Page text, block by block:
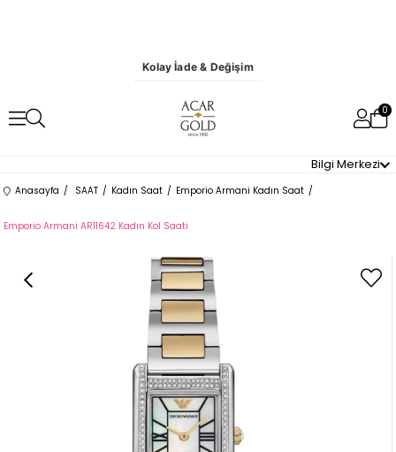
Kolay İade & Değişim
0
Bilgi Merkezi
Anasayfa SAAT Kadın Saat Emporio Armani Kadın Saat
Emporio Armani AR11642 Kadın Kol Saati